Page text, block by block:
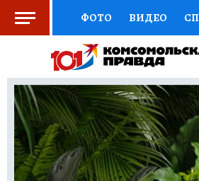
ФОТО ВИДЕО
СОЦПОДДЕРЖКА
ВЫБОР ЭКСПЕРТОВ
КНИЖНАЯ ПОЛКА
ПРЕСС-ЦЕНТР